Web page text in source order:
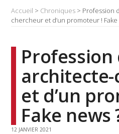
Accueil > Chroniques > Profession
chercheur et d’un promoteur ! Fake
Profession
et d’un
Fake news
12 JANVIER 2021